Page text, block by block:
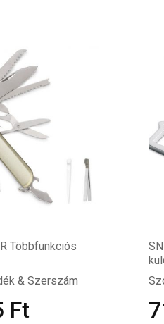
Többfunkciós
& Szerszám
Ft